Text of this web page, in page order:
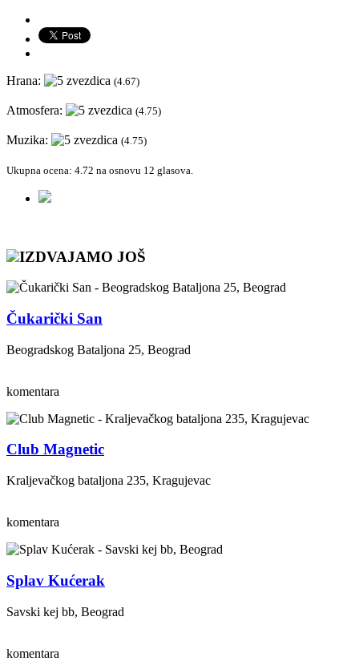
Hrana: (4.67)
Atmosfera: (4.75)
Muzika: (4.75)
Ukupna ocena: 4.72 na osnovu 12 glasova.
IZDVAJAMO JOŠ
Čukarički San
Beogradskog Bataljona 25, Beograd
komentara
Club Magnetic
Kraljevačkog bataljona 235, Kragujevac
komentara
Splav Kućerak
Savski kej bb, Beograd
komentara